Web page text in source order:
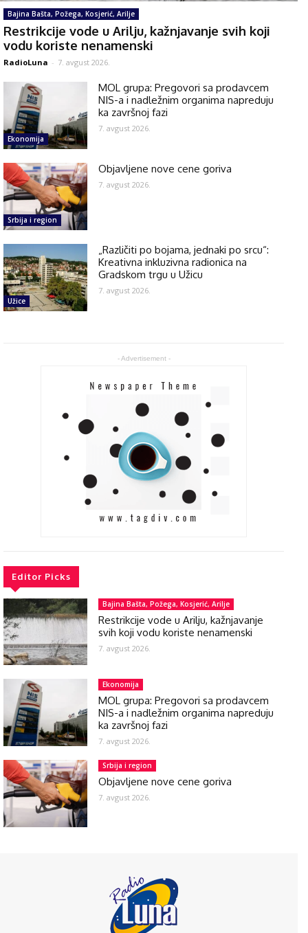
Bajina Bašta, Požega, Kosjerić, Arilje
Restrikcije vode u Arilju, kažnjavanje svih koji
vodu koriste nenamenski
RadioLuna - 7. avgust 2026.
Ekonomija
MOL grupa: Pregovori sa prodavcem
NIS-a i nadležnim organima napreduju
ka završnoj fazi
7. avgust 2026.
Srbija i region
Objavljene nove cene goriva
7. avgust 2026.
Užice
„Različiti po bojama, jednaki po srcu“:
Kreativna inkluzivna radionica na
Gradskom trgu u Užicu
7. avgust 2026.
- Advertisement -
Editor Picks
Bajina Bašta, Požega, Kosjerić, Arilje
Restrikcije vode u Arilju, kažnjavanje
svih koji vodu koriste nenamenski
7. avgust 2026.
Ekonomija
MOL grupa: Pregovori sa prodavcem
NIS-a i nadležnim organima napreduju
ka završnoj fazi
7. avgust 2026.
Srbija i region
Objavljene nove cene goriva
7. avgust 2026.